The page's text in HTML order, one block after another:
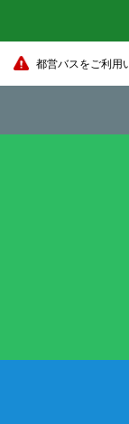
都営バスをご利用